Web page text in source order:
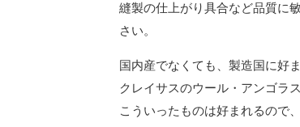
縫製の仕上がり具合など品質に
さい。
国内産でなくても、製造国に好
クレイサスのウール・アンゴラ
こういったものは好まれるので